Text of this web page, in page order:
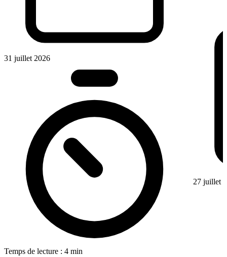
31 juillet 2026
Temps de lecture : 4 min
27 juillet